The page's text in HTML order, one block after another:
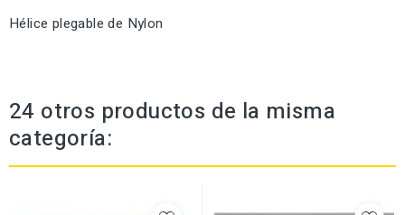
Hélice plegable de Nylon
24 otros productos de la misma
categoría: